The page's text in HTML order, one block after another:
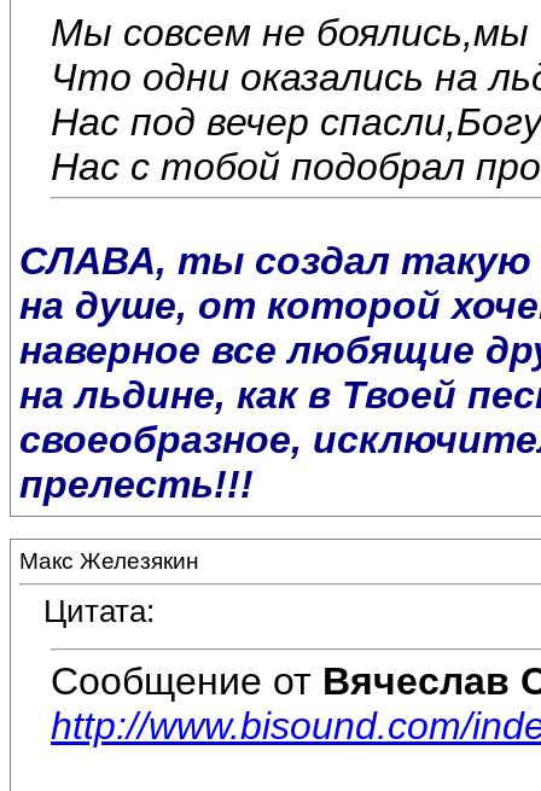
Мы совсем не
Что одни оказались на
Нас под вечер
Нас с тобой подобрал
СЛАВА, ты создал
на душе, от которой
наверное все любящие
на льдине, как в Твоей
своеобразное,
прелесть!!!
Макс Железякин
Цитата:
Сообщение от Вячеслав
http://www.bisound.com/